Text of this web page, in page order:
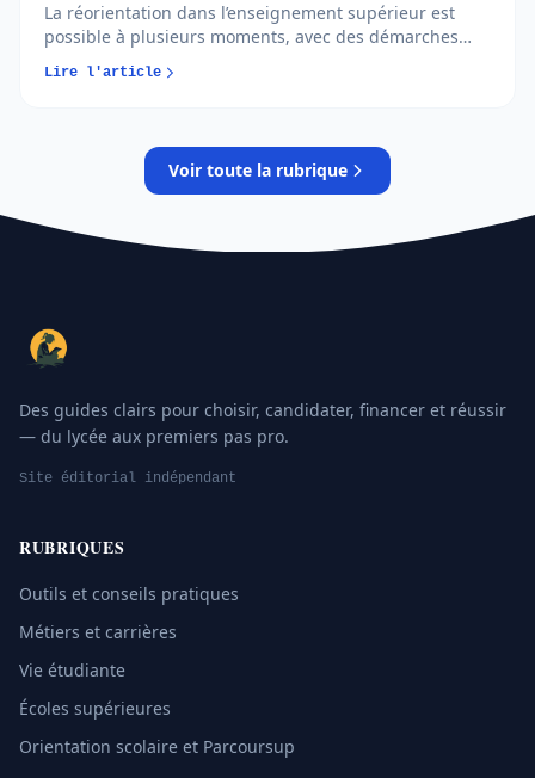
La réorientation dans l’enseignement supérieur est
possible à plusieurs moments, avec des démarches
officielles adaptées à chaque situation. Comprendre le
calendrier et structurer son projet permet de changer
Lire l'article
Voir toute la rubrique
Des guides clairs pour choisir, candidater, financer et réussir
— du lycée aux premiers pas pro.
Site éditorial indépendant
RUBRIQUES
Outils et conseils pratiques
Métiers et carrières
Vie étudiante
Écoles supérieures
Orientation scolaire et Parcoursup